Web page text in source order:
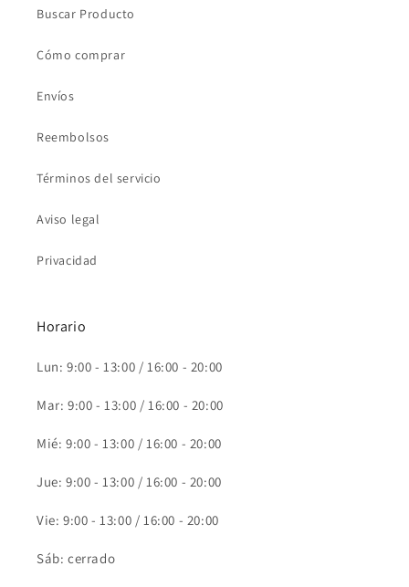
Buscar Producto
Cómo comprar
Envíos
Reembolsos
Términos del servicio
Aviso legal
Privacidad
Horario
Lun: 9:00 - 13:00 / 16:00 - 20:00
Mar: 9:00 - 13:00 / 16:00 - 20:00
Mié: 9:00 - 13:00 / 16:00 - 20:00
Jue: 9:00 - 13:00 / 16:00 - 20:00
Vie: 9:00 - 13:00 / 16:00 - 20:00
Sáb: cerrado